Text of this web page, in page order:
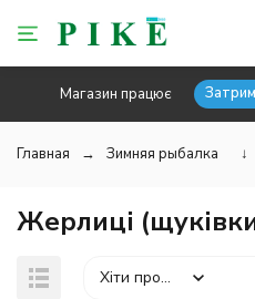
Магазин працює
Главная Зимняя рыбалка ↓
Жерлиці
Хіти продажів